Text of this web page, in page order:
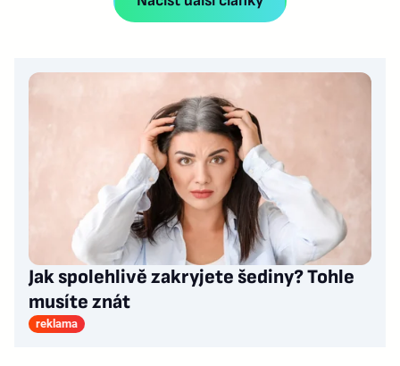
Jak spolehlivě zakryjete šediny? Tohle
musíte znát
reklama